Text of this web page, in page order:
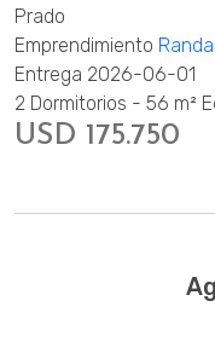
Prado
Emprendimiento
Entrega 2026-06-01
2 Dormitorios - 56 m²
USD 175.750